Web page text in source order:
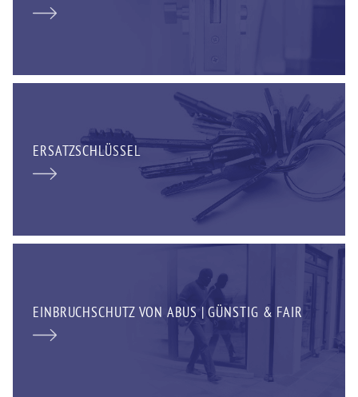
ERSATZSCHLÜSSEL
EINBRUCHSCHUTZ VON ABUS | GÜNSTIG & FAIR